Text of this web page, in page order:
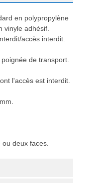
en polypropylène
vinyle adhésif.
accès interdit.
de transport.
l'accès est interdit.
deux faces.